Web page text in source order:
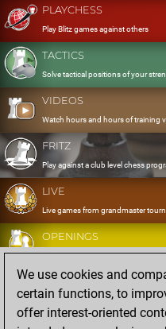
PLAYCHESS
Play Blitz games against others
TACTICS
Solve tactical positions of your
VIDEOS
Watch hours and hours of training
FRITZ
Play against a club level chess
LIVE
Live games from grandmaster
OPENINGS
Develop and exercise your
DATABASE
Eight million strong games
We use cookies and
certain functions, to
offer interest-oriented